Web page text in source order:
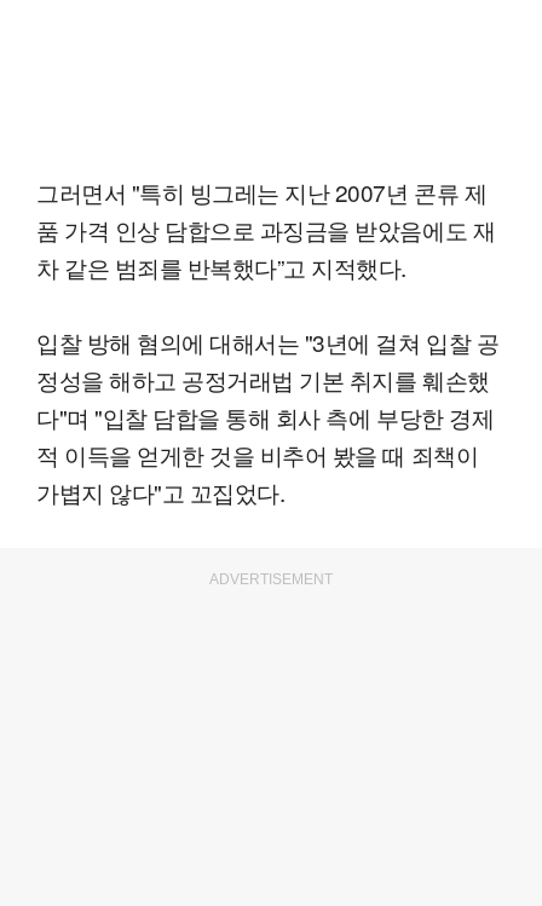
그러면서 "특히 빙그레는 지난 2007년 콘류 제
품 가격 인상 담합으로 과징금을 받았음에도 재
차 같은 범죄를 반복했다”고 지적했다.
입찰 방해 혐의에 대해서는 "3년에 걸쳐 입찰 공
정성을 해하고 공정거래법 기본 취지를 훼손했
다"며 "입찰 담합을 통해 회사 측에 부당한 경제
적 이득을 얻게한 것을 비추어 봤을 때 죄책이
가볍지 않다"고 꼬집었다.
ADVERTISEMENT